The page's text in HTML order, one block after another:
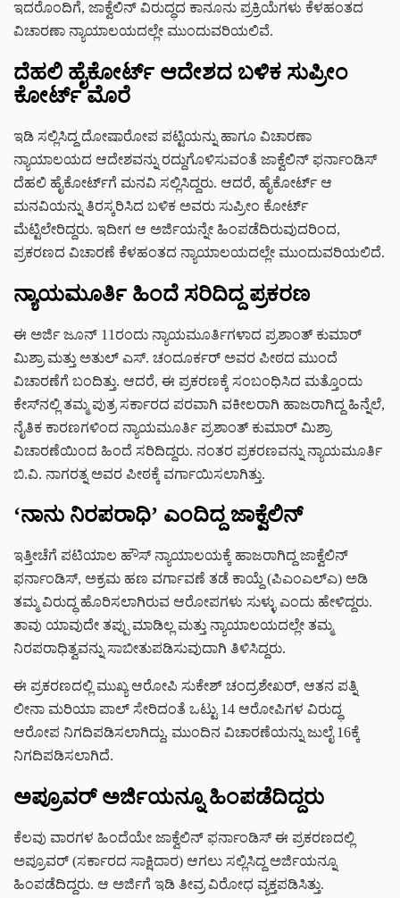
ಇದರೊಂದಿಗೆ, ಜಾಕ್ವೆಲಿನ್ ವಿರುದ್ಧದ ಕಾನೂನು ಪ್ರಕ್ರಿಯೆಗಳು ಕೆಳಹಂತದ
ವಿಚಾರಣಾ ನ್ಯಾಯಾಲಯದಲ್ಲೇ ಮುಂದುವರಿಯಲಿವೆ.
ದೆಹಲಿ ಹೈಕೋರ್ಟ್ ಆದೇಶದ ಬಳಿಕ ಸುಪ್ರೀಂ
ಕೋರ್ಟ್ ಮೊರೆ
ಇಡಿ ಸಲ್ಲಿಸಿದ್ದ ದೋಷಾರೋಪ ಪಟ್ಟಿಯನ್ನು ಹಾಗೂ ವಿಚಾರಣಾ
ನ್ಯಾಯಾಲಯದ ಆದೇಶವನ್ನು ರದ್ದುಗೊಳಿಸುವಂತೆ ಜಾಕ್ವೆಲಿನ್ ಫರ್ನಾಂಡಿಸ್
ದೆಹಲಿ ಹೈಕೋರ್ಟ್‌ಗೆ ಮನವಿ ಸಲ್ಲಿಸಿದ್ದರು. ಆದರೆ, ಹೈಕೋರ್ಟ್ ಆ
ಮನವಿಯನ್ನು ತಿರಸ್ಕರಿಸಿದ ಬಳಿಕ ಅವರು ಸುಪ್ರೀಂ ಕೋರ್ಟ್
ಮೆಟ್ಟಿಲೇರಿದ್ದರು. ಇದೀಗ ಆ ಅರ್ಜಿಯನ್ನೇ ಹಿಂಪಡೆದಿರುವುದರಿಂದ,
ಪ್ರಕರಣದ ವಿಚಾರಣೆ ಕೆಳಹಂತದ ನ್ಯಾಯಾಲಯದಲ್ಲೇ ಮುಂದುವರಿಯಲಿದೆ.
ನ್ಯಾಯಮೂರ್ತಿ ಹಿಂದೆ ಸರಿದಿದ್ದ ಪ್ರಕರಣ
ಈ ಅರ್ಜಿ ಜೂನ್ 11ರಂದು ನ್ಯಾಯಮೂರ್ತಿಗಳಾದ ಪ್ರಶಾಂತ್ ಕುಮಾರ್
ಮಿಶ್ರಾ ಮತ್ತು ಅತುಲ್ ಎಸ್. ಚಂದೂರ್ಕರ್ ಅವರ ಪೀಠದ ಮುಂದೆ
ವಿಚಾರಣೆಗೆ ಬಂದಿತ್ತು. ಆದರೆ, ಈ ಪ್ರಕರಣಕ್ಕೆ ಸಂಬಂಧಿಸಿದ ಮತ್ತೊಂದು
ಕೇಸ್‌ನಲ್ಲಿ ತಮ್ಮ ಪುತ್ರ ಸರ್ಕಾರದ ಪರವಾಗಿ ವಕೀಲರಾಗಿ ಹಾಜರಾಗಿದ್ದ ಹಿನ್ನೆಲೆ,
ನೈತಿಕ ಕಾರಣಗಳಿಂದ ನ್ಯಾಯಮೂರ್ತಿ ಪ್ರಶಾಂತ್ ಕುಮಾರ್ ಮಿಶ್ರಾ
ವಿಚಾರಣೆಯಿಂದ ಹಿಂದೆ ಸರಿದಿದ್ದರು. ನಂತರ ಪ್ರಕರಣವನ್ನು ನ್ಯಾಯಮೂರ್ತಿ
ಬಿ.ವಿ. ನಾಗರತ್ನ ಅವರ ಪೀಠಕ್ಕೆ ವರ್ಗಾಯಿಸಲಾಗಿತ್ತು.
‘ನಾನು ನಿರಪರಾಧಿ’ ಎಂದಿದ್ದ ಜಾಕ್ವೆಲಿನ್
ಇತ್ತೀಚೆಗೆ ಪಟಿಯಾಲ ಹೌಸ್ ನ್ಯಾಯಾಲಯಕ್ಕೆ ಹಾಜರಾಗಿದ್ದ ಜಾಕ್ವೆಲಿನ್
ಫರ್ನಾಂಡಿಸ್, ಅಕ್ರಮ ಹಣ ವರ್ಗಾವಣೆ ತಡೆ ಕಾಯ್ದೆ (ಪಿಎಂಎಲ್‌ಎ) ಅಡಿ
ತಮ್ಮ ವಿರುದ್ಧ ಹೊರಿಸಲಾಗಿರುವ ಆರೋಪಗಳು ಸುಳ್ಳು ಎಂದು ಹೇಳಿದ್ದರು.
ತಾವು ಯಾವುದೇ ತಪ್ಪು ಮಾಡಿಲ್ಲ ಮತ್ತು ನ್ಯಾಯಾಲಯದಲ್ಲೇ ತಮ್ಮ
ನಿರಪರಾಧಿತ್ವವನ್ನು ಸಾಬೀತುಪಡಿಸುವುದಾಗಿ ತಿಳಿಸಿದ್ದರು.
ಈ ಪ್ರಕರಣದಲ್ಲಿ ಮುಖ್ಯ ಆರೋಪಿ ಸುಕೇಶ್ ಚಂದ್ರಶೇಖರ್, ಆತನ ಪತ್ನಿ
ಲೀನಾ ಮರಿಯಾ ಪಾಲ್ ಸೇರಿದಂತೆ ಒಟ್ಟು 14 ಆರೋಪಿಗಳ ವಿರುದ್ಧ
ಆರೋಪ ನಿಗದಿಪಡಿಸಲಾಗಿದ್ದು, ಮುಂದಿನ ವಿಚಾರಣೆಯನ್ನು ಜುಲೈ 16ಕ್ಕೆ
ನಿಗದಿಪಡಿಸಲಾಗಿದೆ.
ಅಪ್ರೂವರ್ ಅರ್ಜಿಯನ್ನೂ ಹಿಂಪಡೆದಿದ್ದರು
ಕೆಲವು ವಾರಗಳ ಹಿಂದೆಯೇ ಜಾಕ್ವೆಲಿನ್ ಫರ್ನಾಂಡಿಸ್ ಈ ಪ್ರಕರಣದಲ್ಲಿ
ಅಪ್ರೂವರ್ (ಸರ್ಕಾರದ ಸಾಕ್ಷಿದಾರ) ಆಗಲು ಸಲ್ಲಿಸಿದ್ದ ಅರ್ಜಿಯನ್ನೂ
ಹಿಂಪಡೆದಿದ್ದರು. ಆ ಅರ್ಜಿಗೆ ಇಡಿ ತೀವ್ರ ವಿರೋಧ ವ್ಯಕ್ತಪಡಿಸಿತ್ತು.